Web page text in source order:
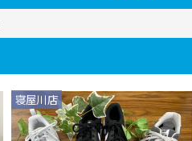
寝屋川店